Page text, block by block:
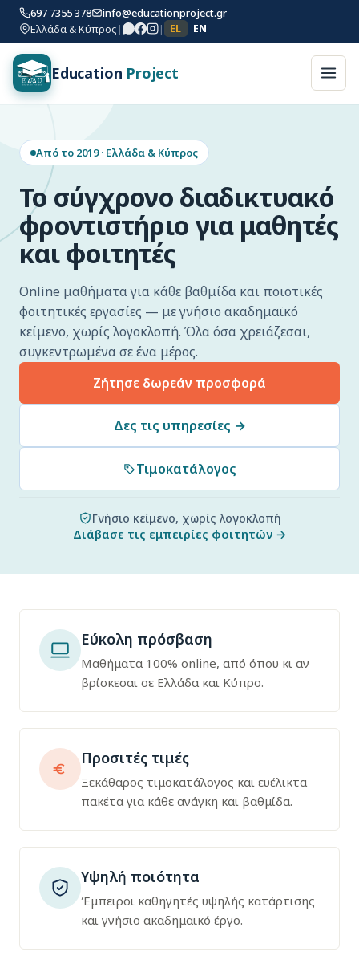
697 7355 378
info@educationproject.gr
Ελλάδα & Κύπρος | | EL EN
Education Project
Από το 2019 · Ελλάδα & Κύπρος
Το σύγχρονο διαδικτυακό
φροντιστήριο για μαθητές
και φοιτητές
Online μαθήματα για κάθε βαθμίδα και ποιοτικές
φοιτητικές εργασίες — με γνήσιο ακαδημαϊκό
κείμενο, χωρίς λογοκλοπή. Όλα όσα χρειάζεσαι,
συγκεντρωμένα σε ένα μέρος.
Ζήτησε δωρεάν προσφορά
Δες τις υπηρεσίες →
Τιμοκατάλογος
Γνήσιο κείμενο, χωρίς λογοκλοπή
Διάβασε τις εμπειρίες φοιτητών →
Εύκολη πρόσβαση
Μαθήματα 100% online, από όπου κι αν
βρίσκεσαι σε Ελλάδα και Κύπρο.
Προσιτές τιμές
Ξεκάθαρος τιμοκατάλογος και ευέλικτα
πακέτα για κάθε ανάγκη και βαθμίδα.
Υψηλή ποιότητα
Έμπειροι καθηγητές υψηλής κατάρτισης
και γνήσιο ακαδημαϊκό έργο.